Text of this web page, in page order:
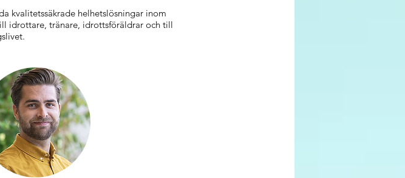
kvalitetssäkrade helhetslösningar inom
idrottare, tränare, idrottsföräldrar och till